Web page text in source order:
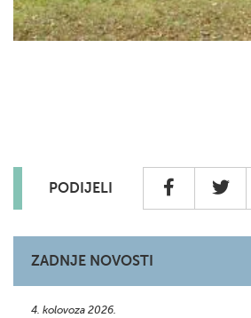
PODIJELI
ZADNJE NOVOSTI
4. kolovoza 2026.